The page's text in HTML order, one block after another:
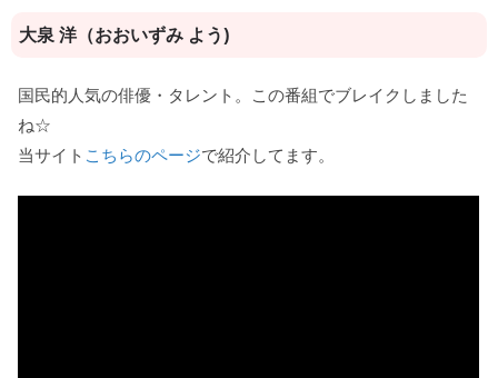
大泉 洋（おおいずみ よう)
国民的人気の俳優・タレント。この番組でブレイクしました
ね☆
当サイト こちらのページで紹介してます。